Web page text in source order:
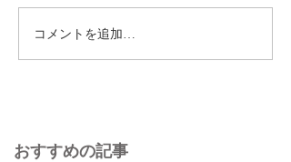
コメントを追加…
おすすめの記事